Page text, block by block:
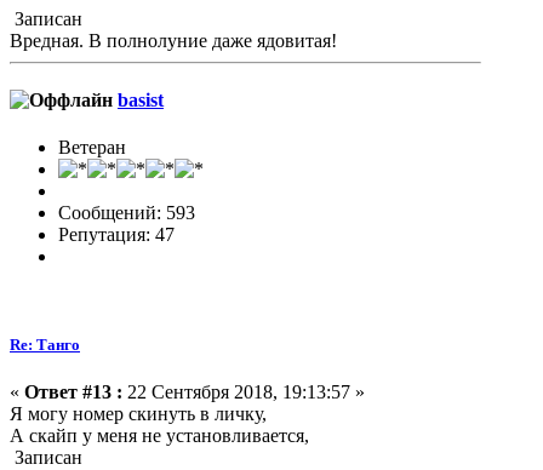
Записан
Вредная. В полнолуние даже ядовитая!
basist
Ветеран
Сообщений: 593
Репутация: 47
Re: Танго
« Ответ #13 : 22 Сентября 2018, 19:13:57 »
Я могу номер скинуть в личку,
А скайп у меня не установливается,
Записан